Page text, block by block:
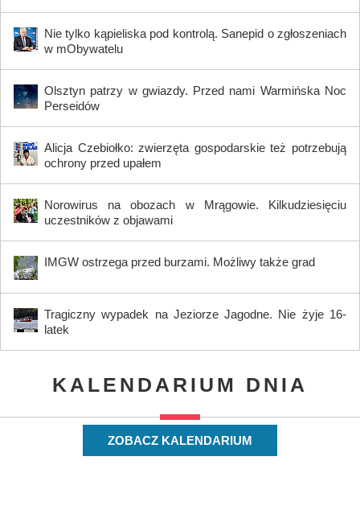
Nie tylko kąpieliska pod kontrolą. Sanepid o zgłoszeniach
w mObywatelu
Olsztyn patrzy w gwiazdy. Przed nami Warmińska Noc
Perseidów
Alicja Czebiołko: zwierzęta gospodarskie też potrzebują
ochrony przed upałem
Norowirus na obozach w Mrągowie. Kilkudziesięciu
uczestników z objawami
IMGW ostrzega przed burzami. Możliwy także grad
Tragiczny wypadek na Jeziorze Jagodne. Nie żyje 16-
latek
KALENDARIUM DNIA
ZOBACZ KALENDARIUM